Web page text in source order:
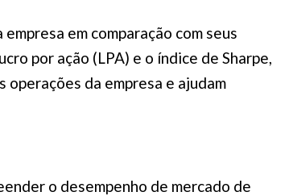
em comparação com seus
por ação (LPA) e o índice de Sharpe,
da empresa e ajudam
o desempenho de mercado de